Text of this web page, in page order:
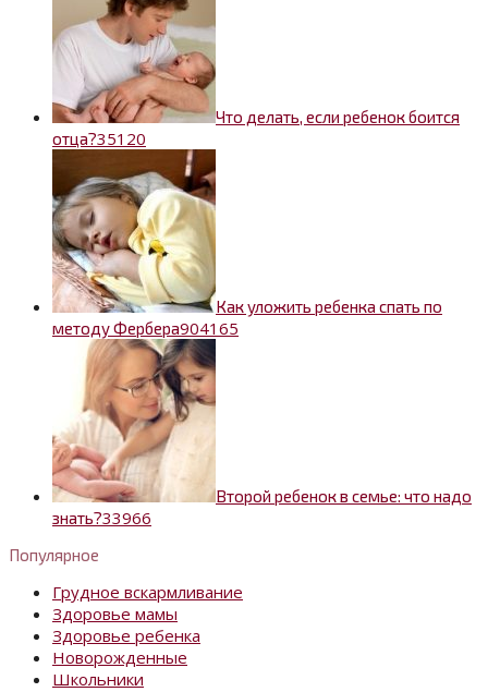
Что делать, если ребенок боится
отца?35120
Как уложить ребенка спать по
методу Фербера904165
Второй ребенок в семье: что надо
знать?33966
Популярное
Грудное вскармливание
Здоровье мамы
Здоровье ребенка
Новорожденные
Школьники